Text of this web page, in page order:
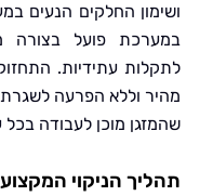
החלקים הנעים במערכת.
פועל בצורה מיטבית
עתידיות. התחזוקה
וללא הפרעה לשגרת החיים
מוכן לעבודה בכל עת.
הניקוי המקצועי